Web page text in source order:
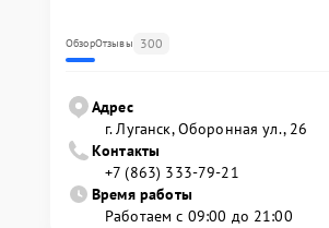
ОбзорОтзывы 300
Адрес
г. Луганск, Оборонная ул., 26
Контакты
+7 (863) 333-79-21
Время работы
Работаем с 09:00 до 21:00